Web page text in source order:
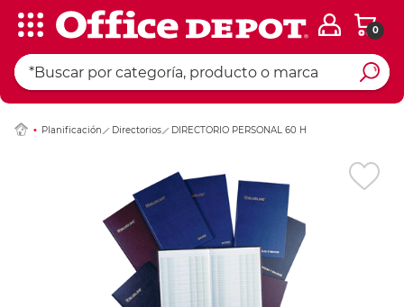
0
Planificación Directorios DIRECTORIO PERSONAL 60 H
Ingresar Codigo